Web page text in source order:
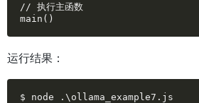
// 执行主函数
main()
运行结果：
$ node .\ollama_example7.js